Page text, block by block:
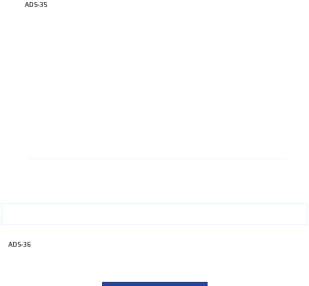
ADS-35
ADS-36